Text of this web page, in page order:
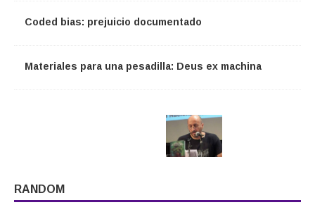
Coded bias: prejuicio documentado
Materiales para una pesadilla: Deus ex machina
RANDOM